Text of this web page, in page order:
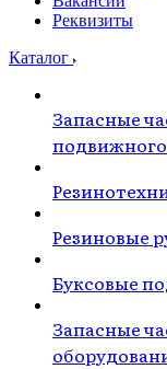
Реквизиты
Каталог
Запасные
подвижного
Резиновые
Буксовые
Запасные